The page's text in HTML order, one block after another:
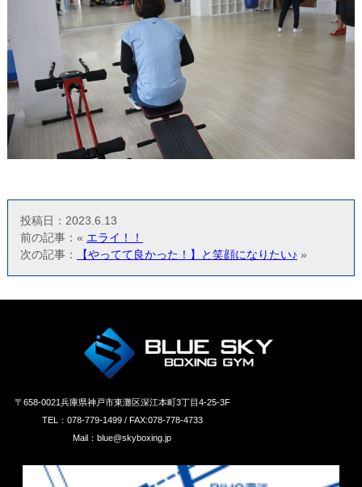
投稿日：2023.6.13
前の記事：« エライ！！
次の記事：
【やってて良かった！】と笑顔になりたい♪ »
〒658‐0021兵庫県神戸市東灘区深江本町3丁目4-25-3F
TEL：078-779-1499 / FAX:078-778-4733
Mail：blue@skyboxing.jp